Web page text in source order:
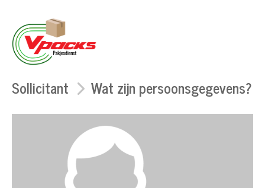
Sollicitant Wat zijn persoonsgegevens?